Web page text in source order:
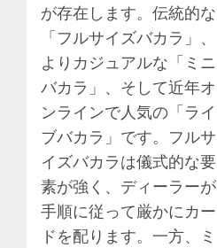
が存在します。伝統的な
「フルサイズバカラ」、
よりカジュアルな「ミニ
バカラ」、そして近年オ
ンラインで人気の「ライ
ブバカラ」です。フルサ
イズバカラは儀式的な要
素が強く、ディーラーが
手順に従って厳かにカー
ドを配ります。一方、ミ